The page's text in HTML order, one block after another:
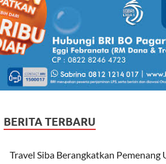
BERITA TERBARU
Travel Siba Berangkatkan Pemenang